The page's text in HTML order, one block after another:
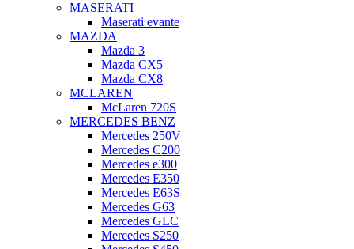
MASERATI
Maserati evante
MAZDA
Mazda 3
Mazda CX5
Mazda CX8
MCLAREN
McLaren 720S
MERCEDES BENZ
Mercedes 250V
Mercedes C200
Mercedes e300
Mercedes E350
Mercedes E63S
Mercedes G63
Mercedes GLC
Mercedes S250